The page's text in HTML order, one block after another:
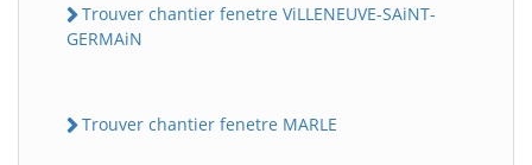
Trouver chantier fenetre ViLLENEUVE-SAiNT-
GERMAiN
Trouver chantier fenetre MARLE